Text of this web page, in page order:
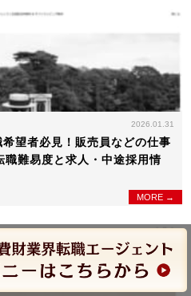
2026.01.31
望者必見！販売員などの仕事
職難易度と求人・中途採用情
MORE →